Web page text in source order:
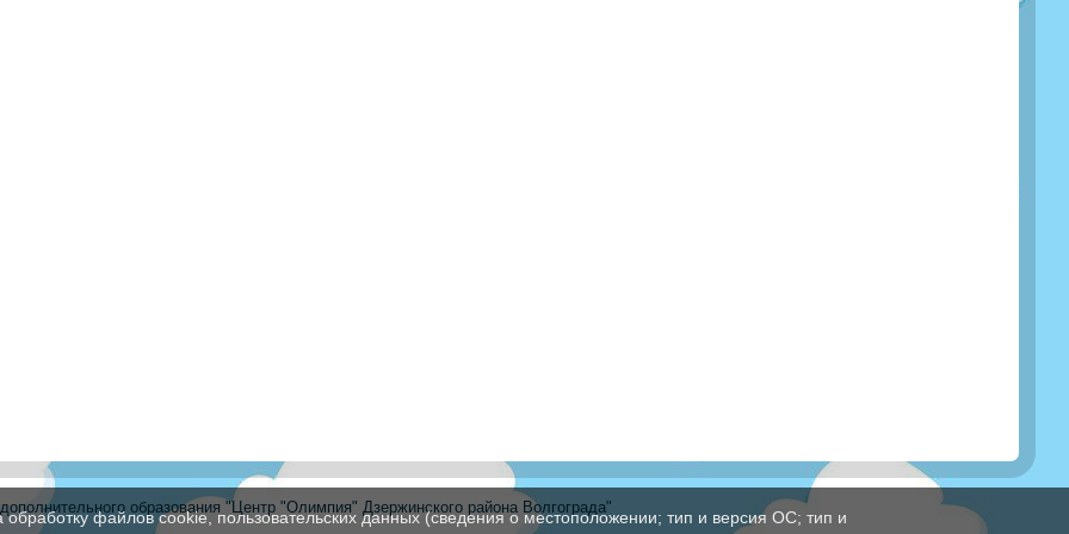
образования "Центр "Олимпия" Дзержинского района Волгограда"
файлов cookie, пользовательских данных (сведения о местоположении; тип и версия ОС; тип и